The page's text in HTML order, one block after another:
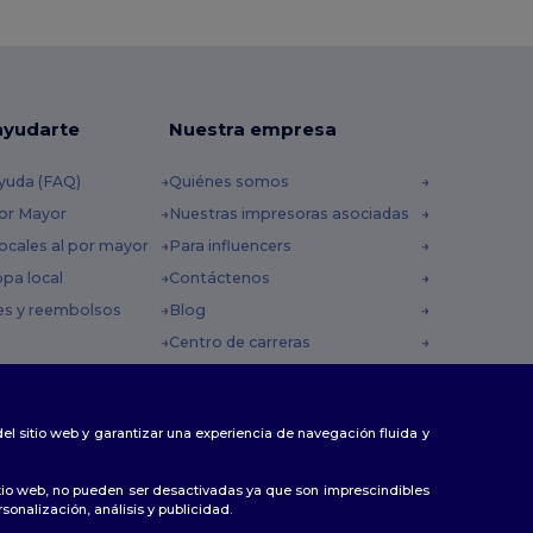
(FAQ)
Mayor
al por mayor
local
y reembolsos
Nuestra empresa
Quiénes somos
Nuestras impresoras asociadas
Para influencers
Contáctenos
Blog
Centro de carreras
sitio web y garantizar una experiencia de navegación fluida y
web, no pueden ser desactivadas ya que son imprescindibles
análisis y publicidad.